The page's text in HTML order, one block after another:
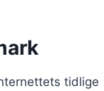
tidlige